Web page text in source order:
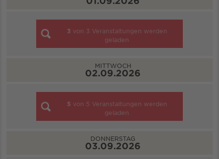
3 von 3 Veranstaltungen werden
geladen
MITTWOCH
02.09.2026
5 von 5 Veranstaltungen werden
geladen
DONNERSTAG
03.09.2026